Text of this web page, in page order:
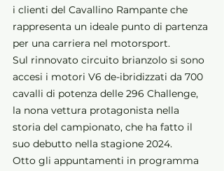
i clienti del Cavallino Rampante che
rappresenta un ideale punto di partenza
per una carriera nel motorsport.
Sul rinnovato circuito brianzolo si sono
accesi i motori V6 de-ibridizzati da 700
cavalli di potenza delle 296 Challenge,
la nona vettura protagonista nella
storia del campionato, che ha fatto il
suo debutto nella stagione 2024.
Otto gli appuntamenti in programma